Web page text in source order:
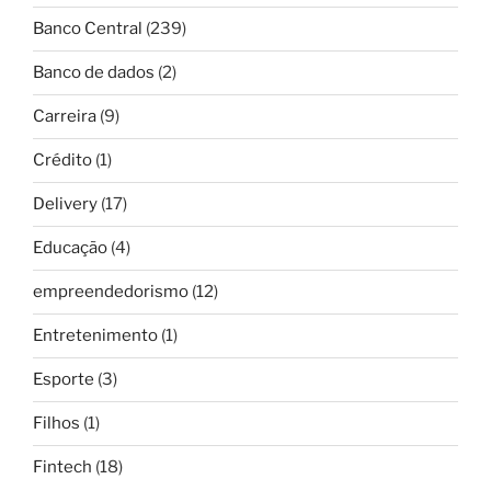
Banco Central (239)
Banco de dados (2)
Carreira (9)
Crédito (1)
Delivery (17)
Educação (4)
empreendedorismo (12)
Entretenimento (1)
Esporte (3)
Filhos (1)
Fintech (18)